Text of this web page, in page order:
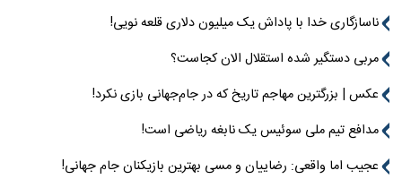
ناسازگاری خدا با پاداش یک میلیون دلاری قلعه نویی!
مربی دستگیر شده استقلال الان کجاست؟
عکس | بزرگترین مهاجم تاریخ که در جام‌جهانی بازی نکرد!
مدافع تیم ملی سوئیس یک نابغه ریاضی است!
عجیب اما واقعی: رضاییان و مسی بهترین بازیکنان جام جهانی!